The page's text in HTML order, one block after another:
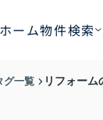
ホーム物件検索
グ一覧 リフォーム